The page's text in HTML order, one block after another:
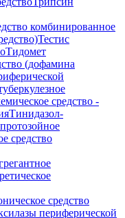
комбинированное
Тестис
Тидомет
(дофамина
средство -
Тинидазол-
средство
средство
периферической